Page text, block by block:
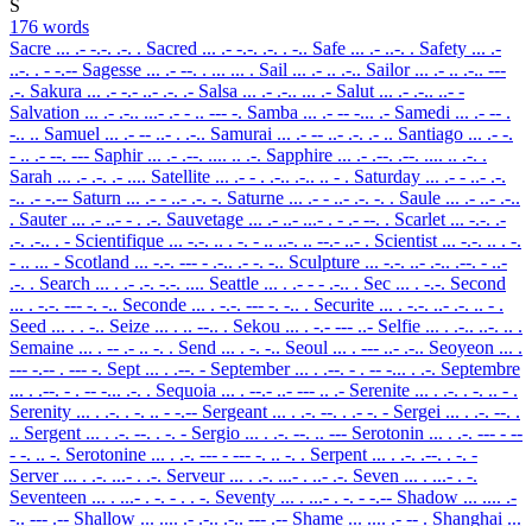
S
176 words
Sacre ... .- -.-. .-. . Sacred ... .- -.-. .-. . -.. Safe ... .- ..-. . Safety ... .-
..-. . - -.-- Sagesse ... .- --. . ... ... . Sail ... .- .. .-.. Sailor ... .- .. .-.. ---
.-. Sakura ... .- -.- ..- .-. .- Salsa ... .- .-.. ... .- Salut ... .- .-.. ..- -
Salvation ... .- .-.. ...- .- - .. --- -. Samba ... .- -- -... .- Samedi ... .- -- .
-.. .. Samuel ... .- -- ..- . .-.. Samurai ... .- -- ..- .-. .- .. Santiago ... .- -.
- .. .- --. --- Saphir ... .- .--. .... .. .-. Sapphire ... .- .--. .--. .... .. .-. .
Sarah ... .- .-. .- .... Satellite ... .- - . .-.. .-.. .. - . Saturday ... .- - ..- .-.
-.. .- -.-- Saturn ... .- - ..- .-. -. Saturne ... .- - ..- .-. -. . Saule ... .- ..- .-..
. Sauter ... .- ..- - . .-. Sauvetage ... .- ..- ...- . - .- --. . Scarlet ... -.-. .-
.-. .-.. . - Scientifique ... -.-. .. . -. - .. ..-. .. --.- ..- . Scientist ... -.-. .. . -.
- .. ... - Scotland ... -.-. --- - .-.. .- -. -.. Sculpture ... -.-. ..- .-.. .--. - ..-
.-. . Search ... . .- .-. -.-. .... Seattle ... . .- - - .-.. . Sec ... . -.-. Second
... . -.-. --- -. -.. Seconde ... . -.-. --- -. -.. . Securite ... . -.-. ..- .-. .. - .
Seed ... . . -.. Seize ... . .. --.. . Sekou ... . -.- --- ..- Selfie ... . .-.. ..-. .. .
Semaine ... . -- .- .. -. . Send ... . -. -.. Seoul ... . --- ..- .-.. Seoyeon ... .
--- -.-- . --- -. Sept ... . .--. - September ... . .--. - . -- -... . .-. Septembre
... . .--. - . -- -... .-. . Sequoia ... . --.- ..- --- .. .- Serenite ... . .-. . -. .. - .
Serenity ... . .-. . -. .. - -.-- Sergeant ... . .-. --. . .- -. - Sergei ... . .-. --. .
.. Sergent ... . .-. --. . -. - Sergio ... . .-. --. .. --- Serotonin ... . .-. --- - --
- -. .. -. Serotonine ... . .-. --- - --- -. .. -. . Serpent ... . .-. .--. . -. -
Server ... . .-. ...- . .-. Serveur ... . .-. ...- . ..- .-. Seven ... . ...- . -.
Seventeen ... . ...- . -. - . . -. Seventy ... . ...- . -. - -.-- Shadow ... .... .-
-.. --- .-- Shallow ... .... .- .-.. .-.. --- .-- Shame ... .... .- -- . Shanghai ...